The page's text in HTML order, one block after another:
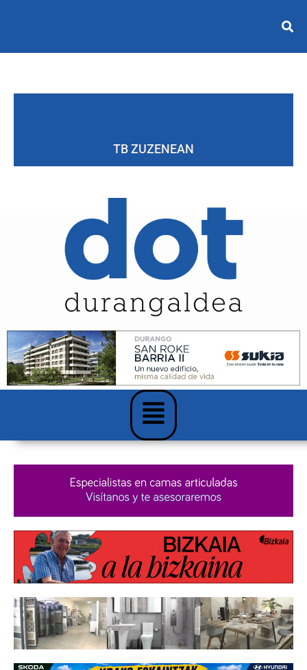
TB ZUZENEAN